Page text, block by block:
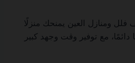
فلل ومنازل العين يمنحك منزلًا
دائمًا، مع توفير وقت وجهد كبير